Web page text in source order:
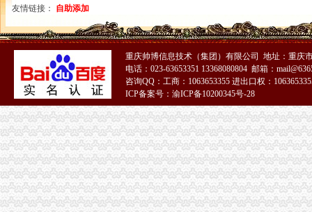
【信进出口企业申请进出口权需具备的条件】-信易登网
申请进出口权的条件-阿里巴巴
香港注册公司之进出口申报条件及材料介绍-浙商动态-浙商频道-浙江都
【地宝网】进出口权申请南昌申请进出口权申报条件_咨询代办顾问
进出口申请条件
工厂想申请进出口经营权的条件？？-出口交流-福步外贸论坛（FOB
申请上海进出口经营权的条件、流程及所需材料有哪些？-红枫财务
深圳进出口权申请具备条件说明-中介代理
广州进出口贸易公司申请条件、进出口权办理-广州58同城
鑫南财务--进出口经营权申请的必要和申请条件_【公司注册服务】
2016年无锡代办进出口经营权办理流程和申请条件-中介代理
申请进出口权的要求与条件?
申请进出口权的要求与条件?
广州申请进出口权进出口权办理流程进出口权申请条件-广告信息-番
办理进出口权进出口许可申请条件是什么需要哪些资料_2017新资质
友情链接： 自助添加
重庆帅博信息技术（集团）有限公司 地址：重庆
电话：023-63653351 13368080804 邮箱：
咨询QQ：工商：1063653355 进出口权：
ICP备案号：渝ICP备10200345号-28